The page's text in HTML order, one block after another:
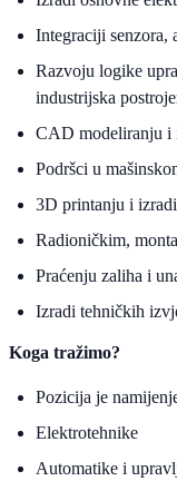
Integraciji senzora,
Razvoju logike
industrijska
CAD modeliranju i
Podršci u
3D printanju i
Radioničkim,
Praćenju zaliha i
Izradi tehničkih
Koga tražimo?
Pozicija je
Elektrotehnike
Automatike i